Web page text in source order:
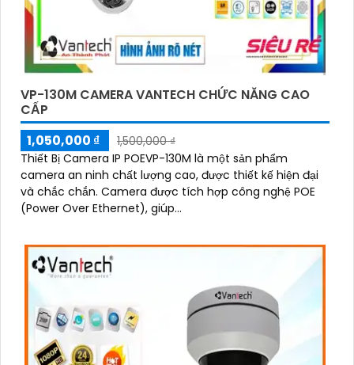
VP-130M CAMERA VANTECH CHỨC NĂNG CAO
CẤP
1,050,000 ₫
1,500,000 ₫
Thiết Bị Camera IP POEVP-130M là một sản phẩm
camera an ninh chất lượng cao, được thiết kế hiện đại
và chắc chắn. Camera được tích hợp công nghệ POE
(Power Over Ethernet), giúp...